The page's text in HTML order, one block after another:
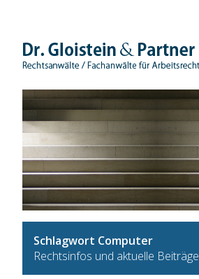
Schlagwort Computer
Rechtsinfos und aktuelle Beiträge